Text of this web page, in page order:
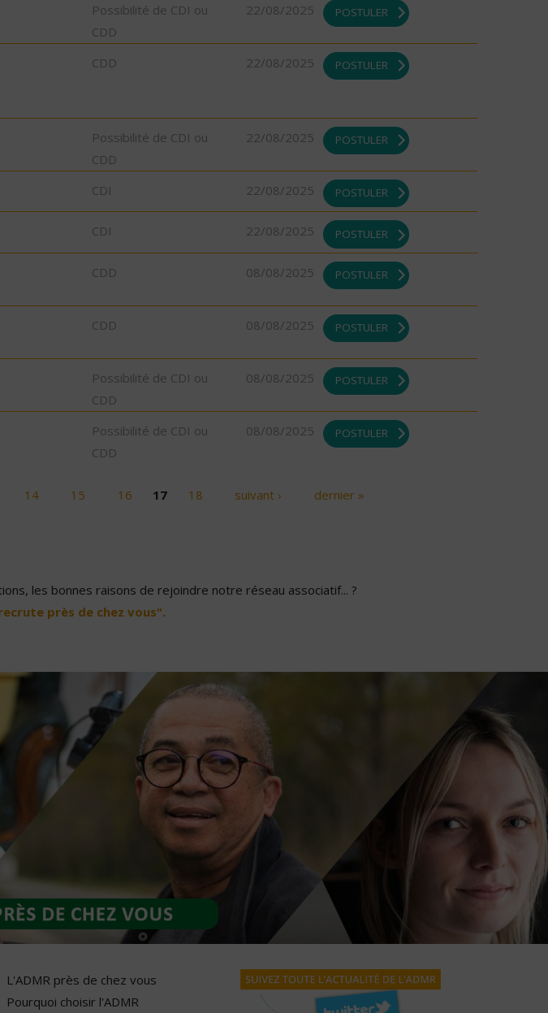
Possibilité de CDI ou
CDD
22/08/2025 POSTULER
CDD 22/08/2025 POSTULER
Possibilité de CDI ou
CDD
22/08/2025 POSTULER
CDI 22/08/2025 POSTULER
CDI 22/08/2025 POSTULER
CDD 08/08/2025 POSTULER
CDD 08/08/2025 POSTULER
Possibilité de CDI ou
CDD
08/08/2025 POSTULER
Possibilité de CDI ou
CDD
08/08/2025 POSTULER
14 15 16 17 18 suivant › dernier »
les bonnes raisons de rejoindre notre réseau associatif... ?
près de chez vous".
L'ADMR près de chez vous
Pourquoi choisir l'ADMR